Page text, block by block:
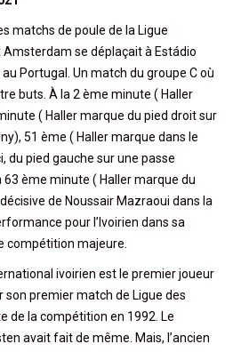
matchs de poule de la Ligue
Amsterdam se déplaçait à Estádio
Portugal. Un match du groupe C où
buts. À la 2 ème minute ( Haller
( Haller marque du pied droit sur
51 ème ( Haller marque dans le
pied gauche sur une passe
ème minute ( Haller marque du
de Noussair Mazraoui dans la
pour l’Ivoirien dans sa
compétition majeure.
ivoirien est le premier joueur
son premier match de Ligue des
de la compétition en 1992. Le
avait fait de même. Mais, l’ancien